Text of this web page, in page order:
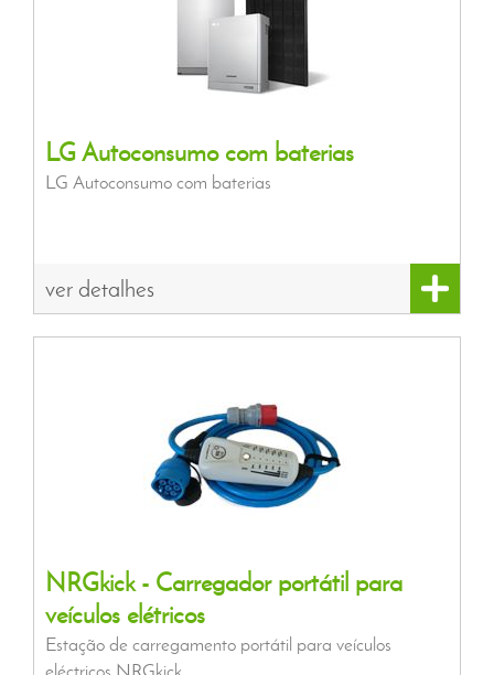
LG Autoconsumo com baterias
LG Autoconsumo com baterias
ver detalhes
NRGkick - Carregador portátil para
veículos elétricos
Estação de carregamento portátil para veículos
eléctricos NRGkick